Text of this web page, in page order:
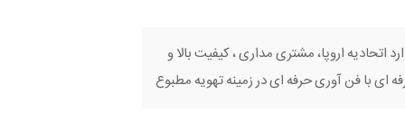
اتحادیه اروپا، مشتری مداری ، کیفیت بالا و
ای با فن آوری حرفه ای در زمینه تهویه مطبوع